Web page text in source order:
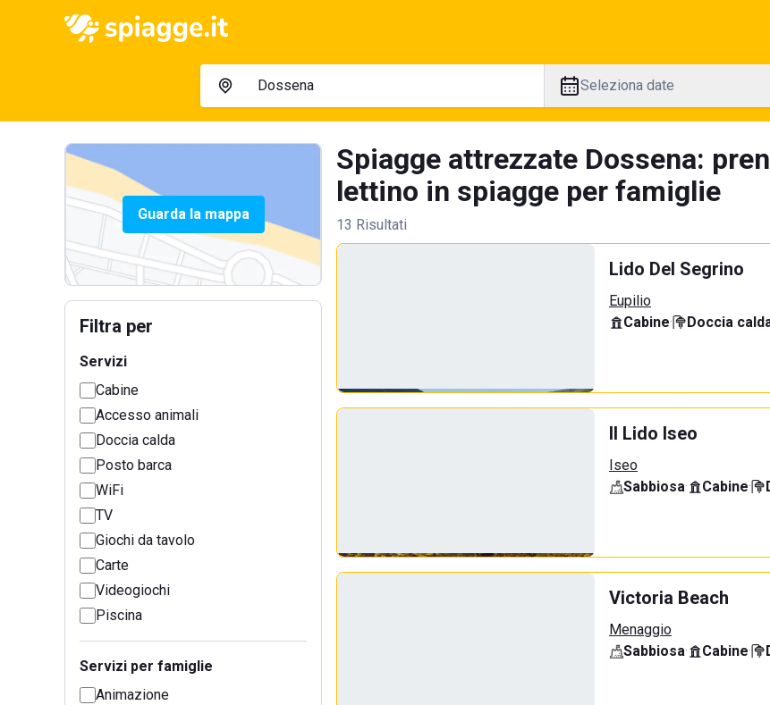
Seleziona date
Guarda la mappa
Filtra per
Servizi
Cabine
Accesso animali
Doccia calda
Posto barca
WiFi
TV
Giochi da tavolo
Carte
Videogiochi
Piscina
Servizi per famiglie
Animazione
Spiagge attrezzate Dossena:
lettino in spiagge per famiglie
13 Risultati
Lido Del Segrino
Eupilio
Cabine· Doccia
Il Lido Iseo
Iseo
Sabbiosa· Cabine·
Victoria Beach
Menaggio
Sabbiosa· Cabine·